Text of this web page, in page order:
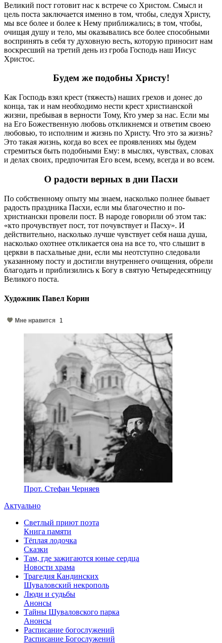
Великий пост готовит нас к встрече со Христом. Смысл и
цель поста заключается именно в том, чтобы, следуя Христу,
мы все более и более к Нему приближались; в том, чтобы,
очищая душу и тело, мы оказывались все более способными
воспринять в себя ту духовную весть, которую приносит нам
воскресший на третий день из гроба Господь наш Иисус
Христос.
Будем же подобны Христу!
Как Господь взял крест (тяжесть) наших грехов и донес до
конца, так и нам необходимо нести крест христианской
жизни, пребывая в верности Тому, Кто умер за нас. Если мы
на Его Божественную любовь откликнемся и ответим своею
любовью, то исполним и жизнь по Христу. Что это за жизнь?
Это такая жизнь, когда во всех ее проявлениях мы будем
стремиться быть подобными Ему: в мыслях, чувствах, словах
и делах своих, предпочитая Его всем, всему, всегда и во всем.
О радости верных в дни Пасхи
По собственному опыту мы знаем, насколько полнее бывает
радость праздника Пасхи, если мы благочестно и по-
христиански провели пост. В народе говорили об этом так:
«кто прочувствует пост, тот почувствует и Пасху». И
действительно, насколько лучше чувствует себя наша душа,
насколько охотнее откликается она на все то, что слышит в
церкви в пасхальные дни, если мы неотступно следовали
указанному посту и достигли внутреннего очищения, обрели
благодать и приблизились к Богу в святую Четыредесятницу
Великого поста.
Художник Павел Корин
Мне нравится 1
Прот. Стефан Черняев
Актуально
Светлый приют поэта
Книга памяти
Тёплая лодочка
Сказки
Там, где зажигаются юные сердца
Новости храма
Трагедия Кандинских
Шуваловский некрополь
Люди и судьбы
Анонсы
Тайны Шуваловского парка
Анонсы
Расписание богослужений
Расписание Богослужений